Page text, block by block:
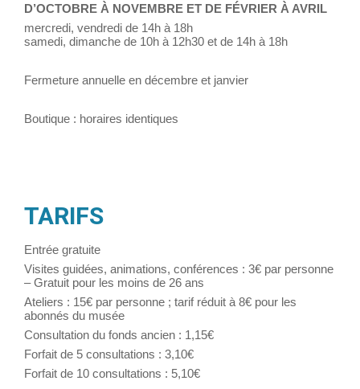
D’OCTOBRE À NOVEMBRE ET DE FÉVRIER À AVRIL
mercredi, vendredi de 14h à 18h
samedi, dimanche de 10h à 12h30 et de 14h à 18h
Fermeture annuelle en décembre et janvier
Boutique : horaires identiques
TARIFS
Entrée gratuite
Visites guidées, animations, conférences : 3€ par personne
– Gratuit pour les moins de 26 ans
Ateliers : 15€ par personne ; tarif réduit à 8€ pour les
abonnés du musée
Consultation du fonds ancien : 1,15€
Forfait de 5 consultations : 3,10€
Forfait de 10 consultations : 5,10€